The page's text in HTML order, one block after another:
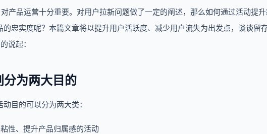
产品运营十分重要。对用户拉新问题做了一定的阐述，那么如何通过活动提
忠实度呢？本篇文章将以提升用户活跃度、减少用户流失为出发点，谈谈留
说起：
为两大目的
目的可以分为两大类：
性、提升产品归属感的活动